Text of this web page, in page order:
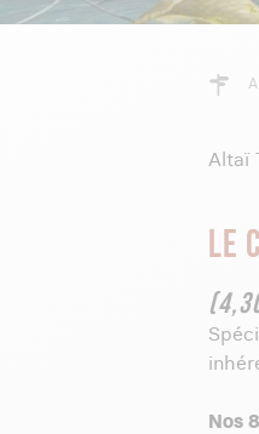
Altaï
LE
Nos